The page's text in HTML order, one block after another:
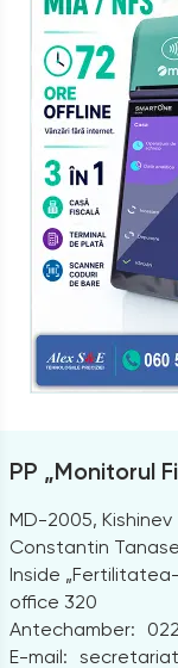
PP „Monitorul
MD-2005, Kishinev
Constantin
Inside
office 320
Antechamber:
E-mail: